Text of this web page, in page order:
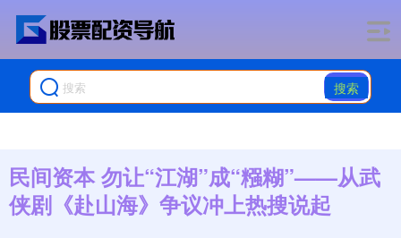
搜索
民间资本 勿让“江湖”成“糨糊”——从武
侠剧《赴山海》争议冲上热搜说起